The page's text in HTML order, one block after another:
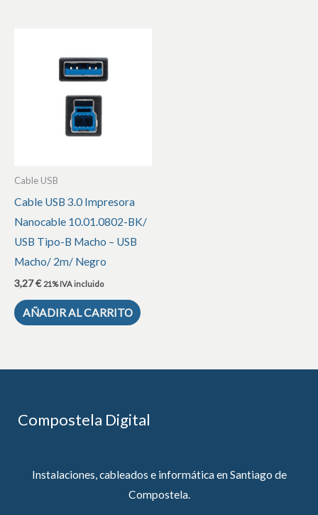
Cable USB
Cable USB 3.0 Impresora
Nanocable 10.01.0802-BK/
USB Tipo-B Macho – USB
Macho/ 2m/ Negro
3,27€ 21% IVA incluido
AÑADIR AL CARRITO
Compostela Digital
Instalaciones, cableados e informática en Santiago de
Compostela.